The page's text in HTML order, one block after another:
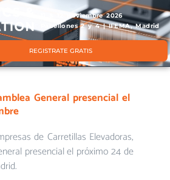
11 & 12 noviembre 2026
Pabellones 2 y 4 | IFEMA, Madrid
REGISTRATE GRATIS
General presencial el
de Carretillas Elevadoras,
presencial el próximo 24 de